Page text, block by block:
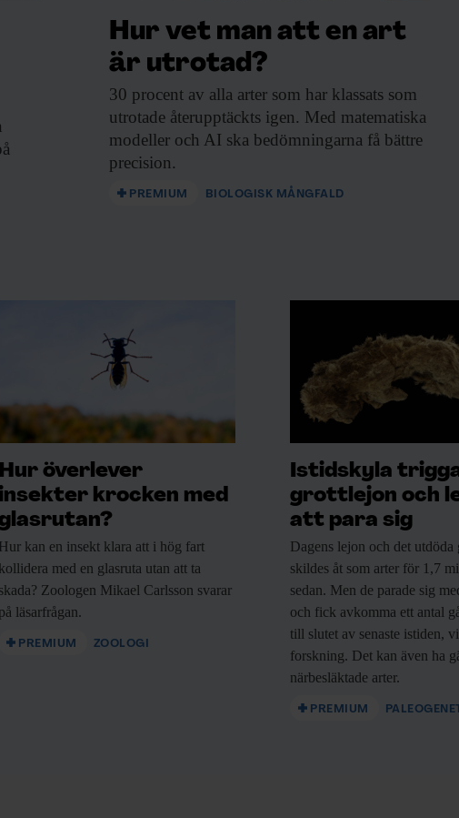
Hur vet man att en art
är utrotad?
30 procent av alla arter som har klassats som
utrotade återupptäckts igen. Med matematiska
modeller och AI ska bedömningarna få bättre
precision.
PREMIUM BIOLOGISK MÅNGFALD
Hur överlever
insekter krocken med
Hur kan en insekt klara att i hög fart
kollidera med en glasruta utan att ta
skada? Zoologen Mikael Carlsson svarar
på läsarfrågan.
PREMIUM ZOOLOGI
Istidskyla
grottlejon och
att para sig
Dagens lejon och det utdöda
skildes åt som arter för 1,7
sedan. Men de parade sig
och fick avkomma ett antal
till slutet av senaste istiden,
forskning. Det kan även ha
närbesläktade arter.
PREMIUM